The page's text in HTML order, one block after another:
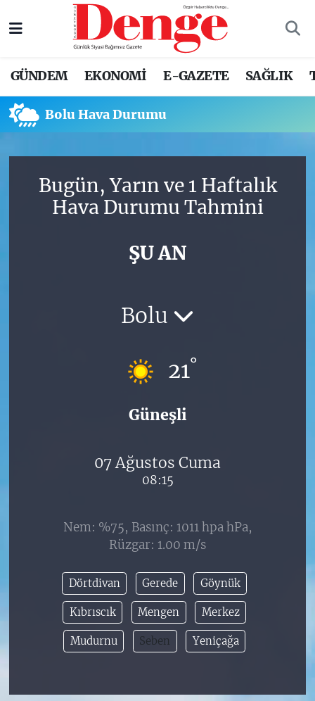
GÜNDEM EKONOMİ E-GAZETE SAĞLIK
Bolu Hava Durumu
Bugün, Yarın ve 1 Haftalık
Hava Durumu Tahmini
ŞU AN
Bolu
21°
Güneşli
07 Ağustos Cuma
08:15
Nem: %75, Basınç: 1011 hpa hPa,
Rüzgar: 1.00 m/s
Dörtdivan Gerede Göynük
Kıbrıscık Mengen Merkez
Mudurnu Seben Yeniçağa
Nöbetçi Eczaneler
Trafik Durumu
Süper Lig Puan Durumu ve Fikstür
Tüm Manşetler